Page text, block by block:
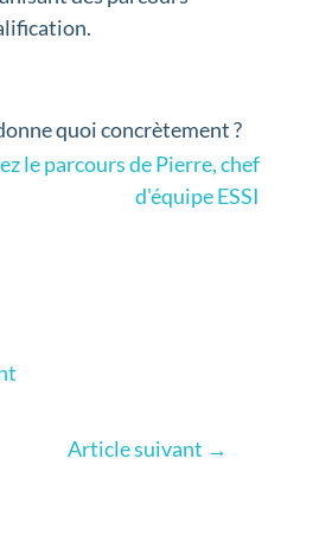
quoi concrètement ?
le parcours de Pierre, chef
d'équipe ESSI
Article suivant →